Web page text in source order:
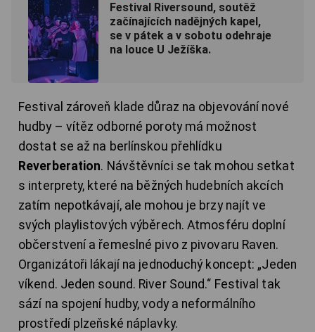
Festival Riversound, soutěž
začínajících nadějných kapel,
se v pátek a v sobotu odehraje
na louce U Ježíška.
Festival zároveň klade důraz na objevování nové
hudby – vítěz odborné poroty má možnost
dostat se až na berlínskou přehlídku
Reverberation. Návštěvníci se tak mohou setkat
s interprety, které na běžných hudebních akcích
zatím nepotkávají, ale mohou je brzy najít ve
svých playlistových výběrech. Atmosféru doplní
občerstvení a řemeslné pivo z pivovaru Raven.
Organizátoři lákají na jednoduchý koncept: „Jeden
víkend. Jeden sound. River Sound.“ Festival tak
sází na spojení hudby, vody a neformálního
prostředí plzeňské náplavky.